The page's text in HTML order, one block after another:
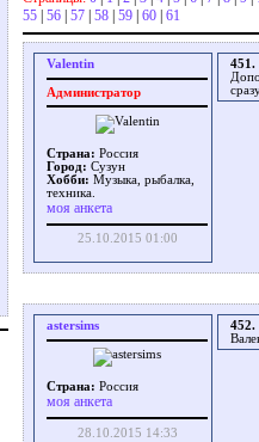
55 56 57 58 59 60 61
Valentin
Администратор
Страна: Россия
Город: Сузун
Хобби: Музыка, рыбалка,
техника.
моя анкета
25.10.2015 01:00
451.
astersims
Страна: Россия
моя анкета
28.10.2015 14:33
452.